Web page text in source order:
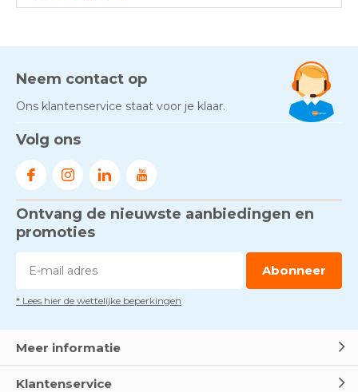
AED-apparaten - Welke past
Door Marco van Arbowinkel.nl
Door
Voorkom brand met
rookmelders, hittemelders en
DoorMarco van Arbowinkel.nl
Dag van de BHV - Als elke
Neem contact op
Ons klantenservice staat voor je klaar.
Volg ons
Ontvang de nieuwste aanbiedingen en
promoties
Abonneer
* Lees hier de wettelijke beperkingen
Meer informatie
Klantenservice